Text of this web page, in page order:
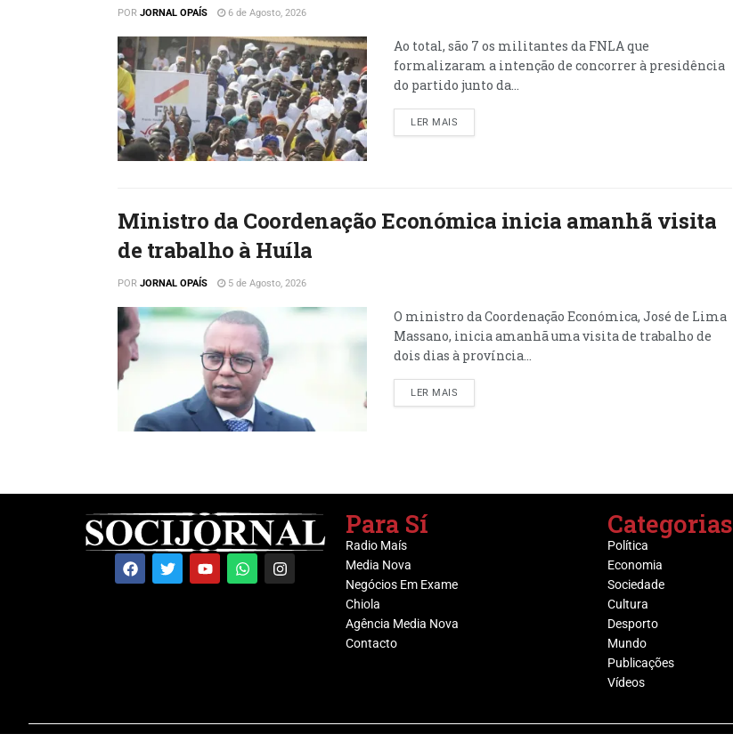
POR JORNAL OPAÍS 6 de Agosto, 2026
Ao total, são 7 os militantes da FNLA que
formalizaram a intenção de concorrer à presidência
do partido junto da...
LER MAIS
Ministro da Coordenação Económica inicia amanhã visita
de trabalho à Huíla
POR JORNAL OPAÍS 5 de Agosto, 2026
O ministro da Coordenação Económica, José de Lima
Massano, inicia amanhã uma visita de trabalho de
dois dias à província...
LER MAIS
Para Sí
Radio Maís
Media Nova
Negócios Em Exame
Chiola
Agência Media Nova
Contacto
Categorias
Política
Economia
Sociedade
Cultura
Desporto
Mundo
Publicações
Vídeos